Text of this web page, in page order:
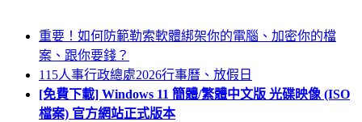
重要！如何防範勒索軟體綁架你的電腦、加密你的檔
案、跟你要錢？
115人事行政總處2026行事曆、放假日
[免費下載] Windows 11 簡體/繁體中文版 光碟映像 (ISO
檔案) 官方網站正式版本